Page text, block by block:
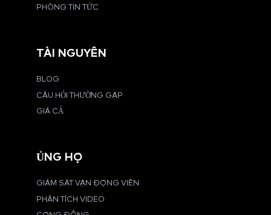
PHÒNG TIN TỨC
TÀI NGUYÊN
BLOG
CÂU HỎI THƯỜNG GẶP
GIÁ CẢ
ỦNG HỘ
GIÁM SÁT VẬN ĐỘNG VIÊN
PHÂN TÍCH VIDEO